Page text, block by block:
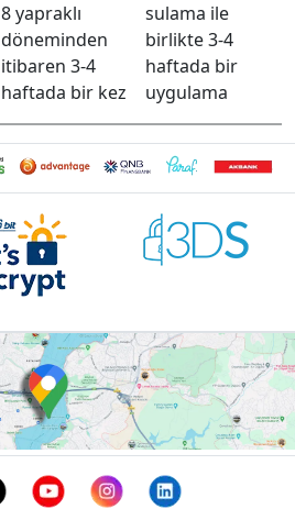
8 yapraklı
döneminden
itibaren 3-4
haftada bir kez
sulama ile
birlikte 3-4
haftada bir
uygulama